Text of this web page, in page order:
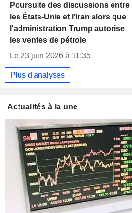
Poursuite des discussions entre
les États-Unis et l'Iran alors que
l'administration Trump autorise
les ventes de pétrole
Le 23 juin 2026 à 11:35
Plus d'analyses
Actualités à la une